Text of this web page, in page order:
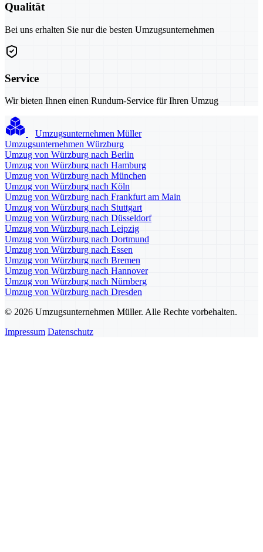
Qualität
Bei uns erhalten Sie nur die besten Umzugsunternehmen
Service
Wir bieten Ihnen einen Rundum-Service für Ihren Umzug
Umzugsunternehmen Müller
Umzugsunternehmen Würzburg
Umzug von Würzburg nach Berlin
Umzug von Würzburg nach Hamburg
Umzug von Würzburg nach München
Umzug von Würzburg nach Köln
Umzug von Würzburg nach Frankfurt am Main
Umzug von Würzburg nach Stuttgart
Umzug von Würzburg nach Düsseldorf
Umzug von Würzburg nach Leipzig
Umzug von Würzburg nach Dortmund
Umzug von Würzburg nach Essen
Umzug von Würzburg nach Bremen
Umzug von Würzburg nach Hannover
Umzug von Würzburg nach Nürnberg
Umzug von Würzburg nach Dresden
© 2026 Umzugsunternehmen Müller. Alle Rechte vorbehalten.
Impressum Datenschutz